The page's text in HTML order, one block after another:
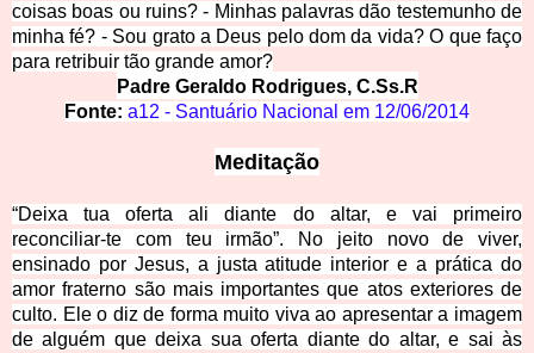
coisas boas ou ruins? - Minhas palavras dão testemunho de
minha fé? - Sou grato a Deus pelo dom da vida? O que faço
para retribuir tão grande amor?
Padre Geraldo Rodrigues, C.Ss.R
Fonte: a12 - Santuário Nacional em 12/06/2014
Meditação
“Deixa tua oferta ali diante do altar, e vai primeiro
reconciliar-te com teu irmão”. No jeito novo de viver,
ensinado por Jesus, a justa atitude interior e a prática do
amor fraterno são mais importantes que atos exteriores de
culto. Ele o diz de forma muito viva ao apresentar a imagem
de alguém que deixa sua oferta diante do altar, e sai às